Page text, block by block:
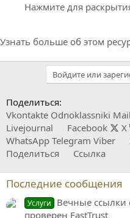
Нажмите для
Узнать больше об этом
Войдите или
Поделиться:
Vkontakte Odnoklassniki
Livejournal
Facebook X
WhatsApp Telegram Viber
Поделиться
Ссылка
Последние сообщения
Услуги
Вечные ссылки
проверен FastTrust